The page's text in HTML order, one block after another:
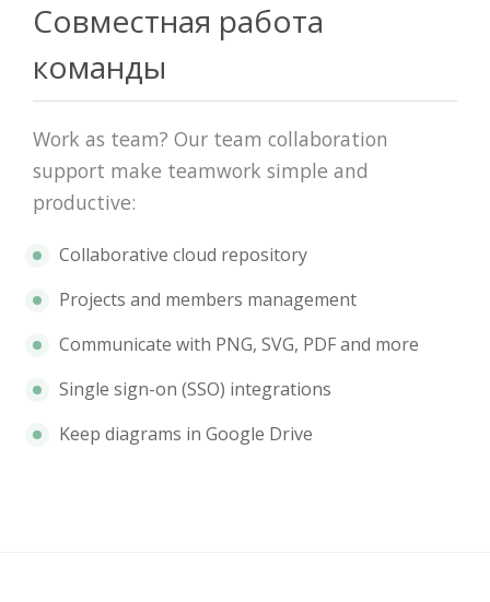
Совместная работа
команды
Work as team? Our team collaboration
support make teamwork simple and
productive:
Collaborative cloud repository
Projects and members management
Communicate with PNG, SVG, PDF and more
Single sign-on (SSO) integrations
Keep diagrams in Google Drive